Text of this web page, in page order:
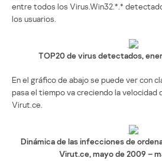
entre todos los Virus.Win32.*.*
los usuarios.
TOP20 de virus detectados,
En el gráfico de abajo se puede ver con
pasa el tiempo va creciendo la velocidad
Virut.ce.
Dinámica de las infecciones de
Virut.ce, mayo de 2009 –